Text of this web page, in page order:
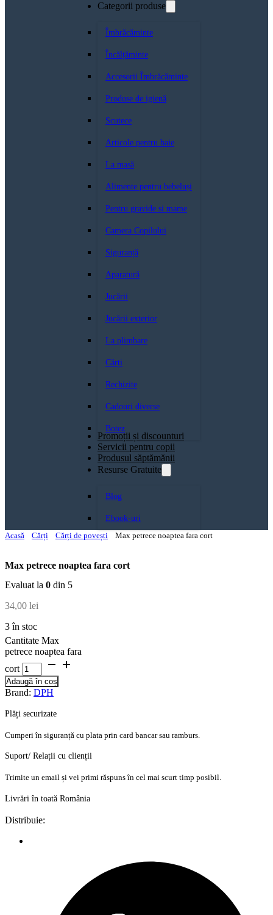
Categorii produse
Îmbrăcăminte
Încălțăminte
Accesorii Îmbrăcăminte
Produse de igienă
Scutece
Articole pentru baie
La masă
Alimente pentru bebeluși
Pentru gravide si mame
Camera Copilului
Siguranță
Aparatură
Jucării
Jucării exterior
La plimbare
Cărți
Rechizite
Cadouri diverse
Botez
Promoții și discounturi
Servicii pentru copii
Produsul săptămănii
Resurse Gratuite
Blog
Ebook-uri
Acasă
Cărți Cărți de povești Max petrece noaptea fara cort
Max petrece noaptea fara cort
Evaluat la 0 din 5
34,00 lei
3 în stoc
Cantitate Max
petrece noaptea fara
cort
Adaugă în coș
Brand: DPH
Plăți securizate
Cumperi în siguranță cu plata prin card bancar sau ramburs.
Suport/ Relații cu clienții
Trimite un email și vei primi răspuns în cel mai scurt timp posibil.
Livrări în toată România
Distribuie: